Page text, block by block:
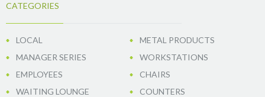
CATEGORIES
LOCAL
METAL PRODUCTS
MANAGER SERIES
WORKSTATIONS
EMPLOYEES
CHAIRS
WAITING LOUNGE
COUNTERS